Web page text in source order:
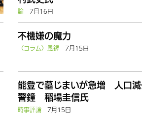
論
7月16日
不機嫌の魔力
〈コラム〉風鐸
7月15日
能登で墓じまいが急増 人口減
警鐘 稲場圭信氏
時事評論
7月15日